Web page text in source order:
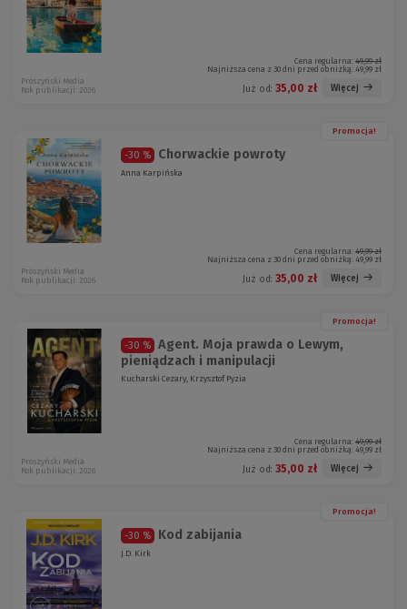
Cena regularna: 49,99 zł
Najniższa cena z 30 dni przed obniżką: 49,99 zł
Już od: 35,00 zł Więcej
Prószyński Media
Rok publikacji: 2026
Promocja!
-30 % Chorwackie powroty
Anna Karpińska
Cena regularna: 49,99 zł
Najniższa cena z 30 dni przed obniżką: 49,99 zł
Już od: 35,00 zł Więcej
Prószyński Media
Rok publikacji: 2026
Promocja!
-30 %
Agent. Moja prawda o Lewym,
pieniądzach i manipulacji
Kucharski Cezary, Krzysztof Pyzia
Cena regularna: 49,99 zł
Najniższa cena z 30 dni przed obniżką: 49,99 zł
Już od: 35,00 zł Więcej
Prószyński Media
Rok publikacji: 2026
Promocja!
-30 % Kod zabijania
J.D. Kirk